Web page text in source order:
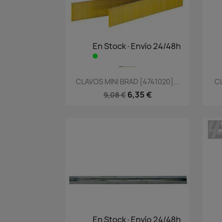
En Stock·Envío 24/48h
Vista rápida
CLAVOS MINI BRAD [4741020]...
9,08 € 6,35 €
En Stock·Envío 24/48h